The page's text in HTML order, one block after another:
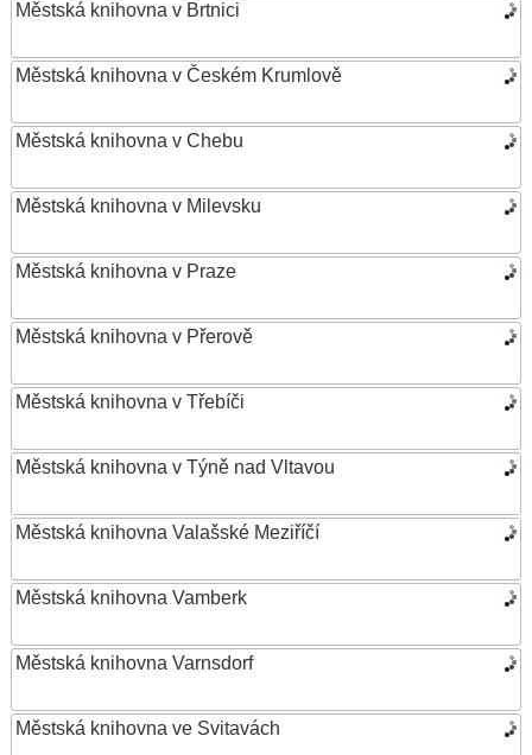
Městská knihovna v Brtnici
Městská knihovna v Českém Krumlově
Městská knihovna v Chebu
Městská knihovna v Milevsku
Městská knihovna v Praze
Městská knihovna v Přerově
Městská knihovna v Třebíči
Městská knihovna v Týně nad Vltavou
Městská knihovna Valašské Meziříčí
Městská knihovna Vamberk
Městská knihovna Varnsdorf
Městská knihovna ve Svitavách